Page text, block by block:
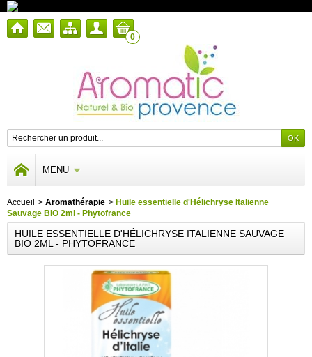
0
MENU
Accueil > Aromathérapie > Huile essentielle d'Hélichryse Italienne
Sauvage BIO 2ml - Phytofrance
HUILE ESSENTIELLE D'HÉLICHRYSE ITALIENNE SAUVAGE
BIO 2ML - PHYTOFRANCE